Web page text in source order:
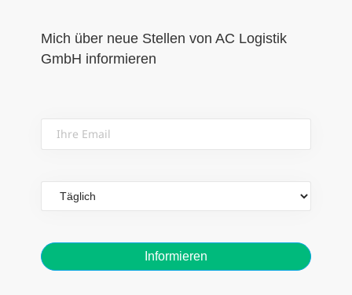
Mich über neue Stellen von AC Logistik
GmbH informieren
Email
frequency